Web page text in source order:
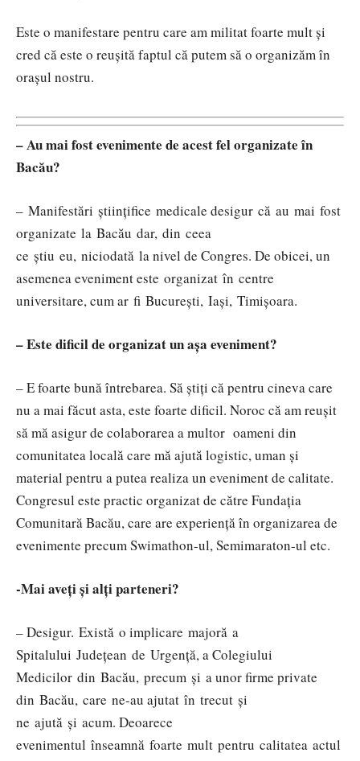
Este o manifestare pentru care am militat foarte mult și
cred că este o reușită faptul că putem să o organizăm în
orașul nostru.
– Au mai fost evenimente de acest fel organizate în
Bacău?
– Manifestări științifice medicale desigur că au mai fost
organizate la Bacău dar, din ceea
ce știu eu, niciodată la nivel de Congres. De obicei, un
asemenea eveniment este organizat în centre
universitare, cum ar fi București, Iași, Timișoara.
– Este dificil de organizat un așa eveniment?
– E foarte bună întrebarea. Să știți că pentru cineva care
nu a mai făcut asta, este foarte dificil. Noroc că am reușit
să mă asigur de colaborarea a multor oameni din
comunitatea locală care mă ajută logistic, uman și
material pentru a putea realiza un eveniment de calitate.
Congresul este practic organizat de către Fundația
Comunitară Bacău, care are experiență în organizarea de
evenimente precum Swimathon-ul, Semimaraton-ul etc.
-Mai aveți și alți parteneri?
– Desigur. Există o implicare majoră a
Spitalului Județean de Urgență, a Colegiului
Medicilor din Bacău, precum și a unor firme private
din Bacău, care ne-au ajutat în trecut și
ne ajută și acum. Deoarece
evenimentul înseamnă foarte mult pentru calitatea actul